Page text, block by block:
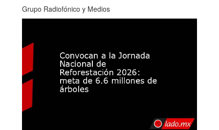
Grupo Radiofónico y Medios